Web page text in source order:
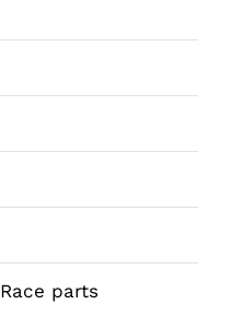
parts